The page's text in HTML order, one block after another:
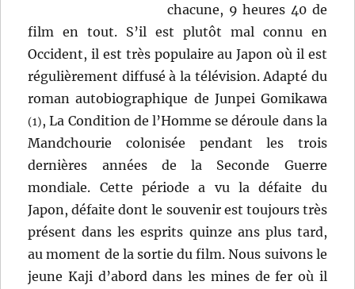
chacune, 9 heures 40 de
film en tout. S’il est plutôt mal connu en
Occident, il est très populaire au Japon où il est
régulièrement diffusé à la télévision. Adapté du
roman autobiographique de Junpei Gomikawa
(1), La Condition de l’Homme se déroule dans la
Mandchourie colonisée pendant les trois
dernières années de la Seconde Guerre
mondiale. Cette période a vu la défaite du
Japon, défaite dont le souvenir est toujours très
présent dans les esprits quinze ans plus tard,
au moment de la sortie du film. Nous suivons le
jeune Kaji d’abord dans les mines de fer où il